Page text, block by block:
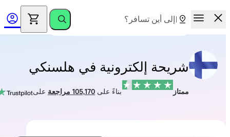
شريحة إلكترونية في هلسنكي
بناءً على105,170 مراجعة على